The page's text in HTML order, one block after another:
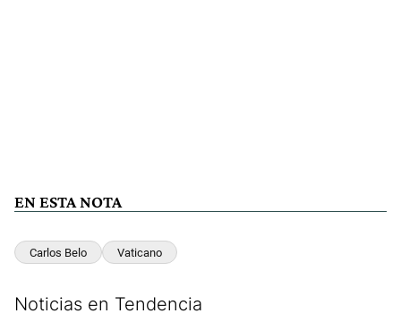
EN ESTA NOTA
Carlos Belo Vaticano
Noticias en Tendencia